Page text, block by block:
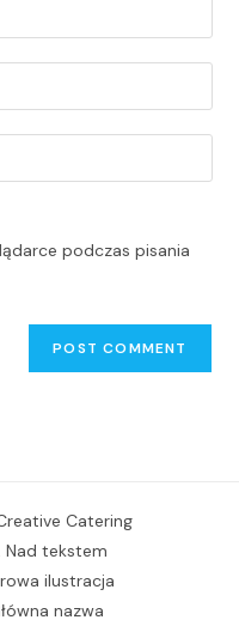
podczas pisania